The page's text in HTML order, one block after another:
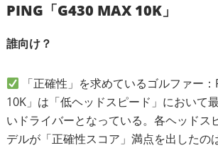
PING「G430 MAX 10K」
誰向け？
「正確性」を求めているゴルファー
10K」は「低ヘッドスピード」において
いドライバーとなっている。各ヘッドス
デルが「正確性スコア」満点を出したの